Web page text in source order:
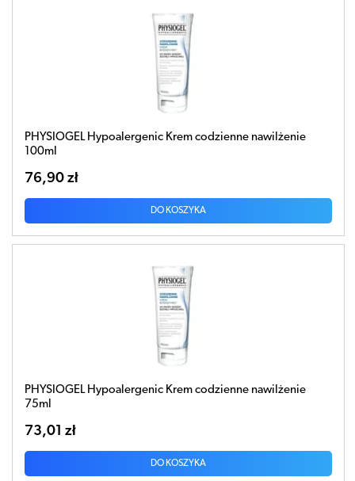
PHYSIOGEL Hypoalergenic Krem codzienne nawilżenie
100ml
76,90 zł
DO KOSZYKA
PHYSIOGEL Hypoalergenic Krem codzienne nawilżenie
75ml
73,01 zł
DO KOSZYKA